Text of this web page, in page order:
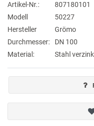
Artikel-Nr.:
807180101
Modell
50227
Hersteller
Grömo
Durchmesser:
DN 100
Material:
Stahl